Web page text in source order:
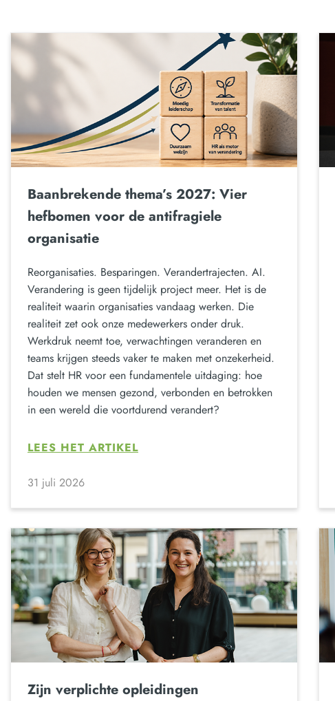
Baanbrekende thema’s 2027: Vier
hefbomen voor de antifragiele
organisatie
Reorganisaties. Besparingen. Verandertrajecten. AI.
Verandering is geen tijdelijk project meer. Het is de
realiteit waarin organisaties vandaag werken. Die
realiteit zet ook onze medewerkers onder druk.
Werkdruk neemt toe, verwachtingen veranderen en
teams krijgen steeds vaker te maken met onzekerheid.
Dat stelt HR voor een fundamentele uitdaging: hoe
houden we mensen gezond, verbonden en betrokken
in een wereld die voortdurend verandert?
LEES HET ARTIKEL
31 juli 2026
Zijn verplichte opleidingen